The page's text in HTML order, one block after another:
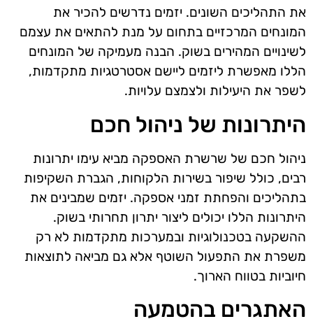
את התהליכים השונים. יזמים נדרשים להכיר את
המונחים המרכזיים בתחום על מנת להתאים את עצמם
לשינויים המהירים בשוק. הבנה מעמיקה של המונחים
הללו מאפשרת ליזמים ליישם אסטרטגיות מתקדמות,
לשפר את היעילות ולצמצם עלויות.
היתרונות של ניהול חכם
ניהול חכם של שרשרת האספקה מביא עימו יתרונות
רבים, כולל שיפור בשירות הלקוחות, הגברת השקיפות
בתהליכים והפחתת זמני אספקה. יזמים שמבינים את
היתרונות הללו יכולים ליצור יתרון תחרותי בשוק.
ההשקעה בטכנולוגיות ובמערכות מתקדמות לא רק
משפרת את התפעול השוטף אלא גם מביאה לתוצאות
חיוביות בטווח הארוך.
האתגרים בהטמעה